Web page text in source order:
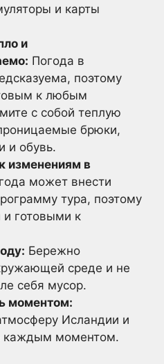
и карты
и
Погода в
поэтому
к любым
с собой теплую
брюки,
и обувь.
изменениям в
может внести
тура, поэтому
и готовыми к
Бережно
среде и не
себя мусор.
моментом:
Исландии и
каждым моментом.